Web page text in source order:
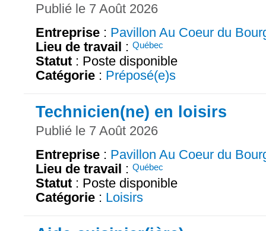
Publié le 7 Août 2026
Entreprise : Pavillon Au Coeur du
Lieu de travail : Québec
Statut : Poste disponible
Catégorie : Préposé(e)s
Technicien(ne) en loisirs
Publié le 7 Août 2026
Entreprise : Pavillon Au Coeur du
Lieu de travail : Québec
Statut : Poste disponible
Catégorie : Loisirs